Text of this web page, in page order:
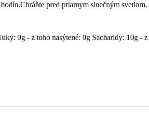
pred priamym slnečným svetlom.
0g - z toho nasýtené: 0g Sacharidy: 10g -